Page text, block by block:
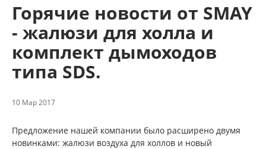
Горячие новости от SMAY
- жалюзи для холла и
комплект дымоходов
типа SDS.
10 Мар 2017
Предложение нашей компании было расширено двумя
новинками: жалюзи воздуха для холлов и новый